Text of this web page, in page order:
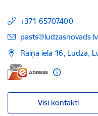
+371 65707400
E-pasts:
pasts@ludzasnovads.lv
Raiņa iela 16, Ludza,
Visi kontakti